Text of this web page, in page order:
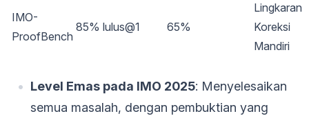
IMO-
ProofBench
85% lulus@1 65%
Lingkaran
Koreksi
Mandiri
Level Emas pada IMO 2025: Menyelesaikan
semua masalah, dengan pembuktian yang